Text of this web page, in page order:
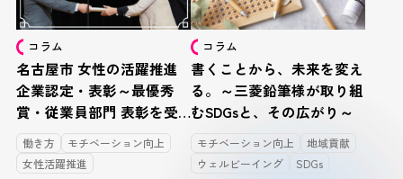
コラム
名古屋市 女性の活躍推進
企業認定・表彰～最優秀
賞・従業員部門 表彰を受
働き方
モチベーション向上
女性活躍推進
コラム
書くことから、未来を変え
る。～三菱鉛筆様が取り組
むSDGsと、その広がり～
モチベーション向上
地域貢献
ウェルビーイング
SDGs